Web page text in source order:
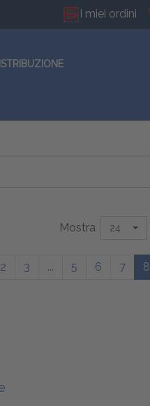
I miei ordini
Mostra 24
2 3 ... 5 6 7 8